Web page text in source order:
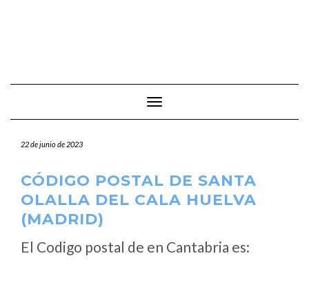
Cambiar modo de navegación
22 de junio de 2023
CÓDIGO POSTAL DE SANTA
OLALLA DEL CALA HUELVA
(MADRID)
El Codigo postal de en Cantabria es: